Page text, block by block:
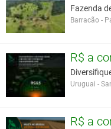
Fazenda
Barracão -
R$ a
Uruguai -
R$ a